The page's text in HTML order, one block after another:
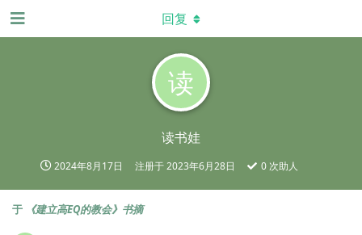
读
读书娃
2024年8月17日 注册于2023年6月28日 0次助人
回复
于 《建立高EQ的教会》书摘